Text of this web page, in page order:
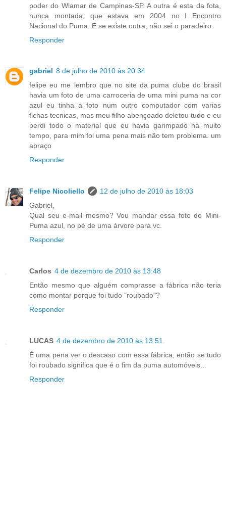
poder do Wlamar de Campinas-SP. A outra é esta da fota,
nunca montada, que estava em 2004 no I Encontro
Nacional do Puma. E se existe outra, não sei o paradeiro.
Responder
gabriel 8 de julho de 2010 às 20:34
felipe eu me lembro que no site da puma clube do brasil
havia um foto de uma carroceria de uma mini puma na cor
azul eu tinha a foto num outro computador com varias
fichas tecnicas, mas meu filho abençoado deletou tudo e eu
perdi todo o material que eu havia garimpado há muito
tempo, para mim foi uma pena mais não tem problema. um
abraço
Responder
Felipe Nicoliello
12 de julho de 2010 às 18:03
Gabriel,
Qual seu e-mail mesmo? Vou mandar essa foto do Mini-
Puma azul, no pé de uma árvore para vc.
Responder
Carlos 4 de dezembro de 2010 às 13:48
Então mesmo que alguém comprasse a fábrica não teria
como montar porque foi tudo "roubado"?
Responder
LUCAS 4 de dezembro de 2010 às 13:51
É uma pena ver o descaso com essa fábrica, então se tudo
foi roubado significa que é o fim da puma automóveis...
Responder